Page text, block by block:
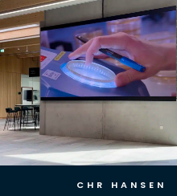
CHR HANSEN